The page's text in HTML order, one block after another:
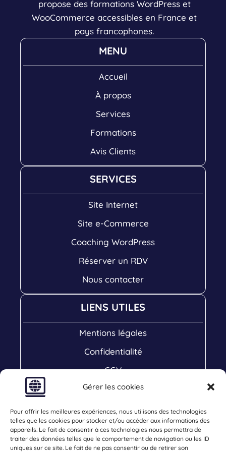
Gérer les cookies
Pour offrir les meilleures expériences, nous utilisons des technologies
telles que les cookies pour stocker et/ou accéder aux informations des
appareils. Le fait de consentir à ces technologies nous permettra de
traiter des données telles que le comportement de navigation ou les ID
uniques sur ce site. Le fait de ne pas consentir ou de retirer son
propose des formations WordPress et
WooCommerce accessibles en France et
pays francophones.
MENU
Accueil
À propos
Services
Formations
Avis Clients
SERVICES
Site Internet
Site e-Commerce
Coaching WordPress
Réserver un RDV
Nous contacter
LIENS UTILES
Mentions légales
Confidentialité
CGV
Cookies
Plan de Site
COM 64